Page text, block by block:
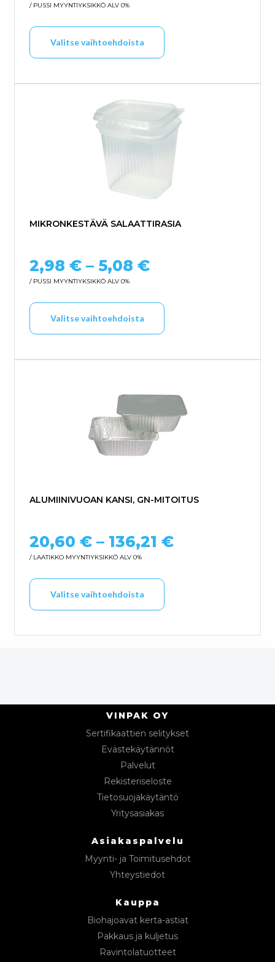
/ PUSSI MYYNTIYKSIKKÖ ALV 0%
Valitse vaihtoehdoista
Tällä tuotteella on
MIKRONKESTÄVÄ SALAATTIRASIA
2,98 € – 5,08 €Hintaluokka:
/ PUSSI MYYNTIYKSIKKÖ ALV 0%
Valitse vaihtoehdoista
Tällä tuotteella on
ALUMIINIVUOAN KANSI, GN-MITOITUS
20,60 € – 136,21 €
/ LAATIKKO MYYNTIYKSIKKÖ ALV 0%
Valitse vaihtoehdoista
Tällä tuotteella on
VINPAK OY
Sertifikaattien selitykset
Evästekäytännöt
Palvelut
Rekisteriseloste
Tietosuojakäytäntö
Yritysasiakas
Asiakaspalvelu
Myynti- ja Toimitusehdot
Yhteystiedot
Kauppa
Biohajoavat kerta-astiat
Pakkaus ja kuljetus
Ravintolatuotteet